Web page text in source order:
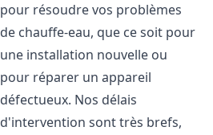
pour résoudre vos problèmes
de chauffe-eau, que ce soit pour
une installation nouvelle ou
pour réparer un appareil
défectueux. Nos délais
d'intervention sont très brefs,